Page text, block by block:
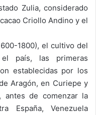
Zulia, considerado
Criollo Andino y el
1800), el cultivo del
país, las primeras
establecidas por los
Aragón, en Curiepe y
antes de comenzar la
España, Venezuela